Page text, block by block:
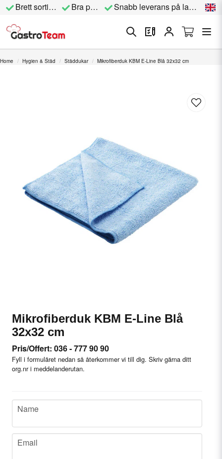
Brett sortiment Bra priser Snabb leverans på lagervara
Home Hygien & Städ Städdukar Mikrofiberduk KBM E-Line Blå 32x32 cm
Mikrofiberduk KBM E-Line Blå
32x32 cm
Pris/Offert: 036 - 777 90 90
Fyll i formuläret nedan så återkommer vi till dig. Skriv gärna ditt
org.nr i meddelanderutan.
name
Name
email
Email